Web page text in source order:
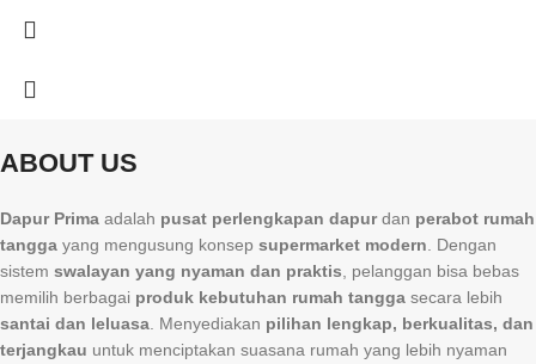
ABOUT US
Dapur Prima adalah pusat perlengkapan dapurdan perabot rumah
tangga yang mengusung konsep supermarket modern . Dengan
sistem swalayan yang nyaman dan praktis , pelanggan bisa bebas
memilih berbagai produk kebutuhan rumah tangga secara lebih
santai dan leluasa . Menyediakan pilihan lengkap, berkualitas, dan
terjangkau untuk menciptakan suasana rumah yang lebih nyaman